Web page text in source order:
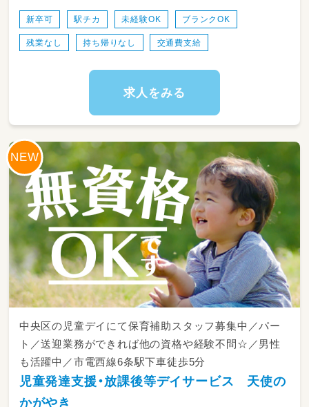
新卒可 駅チカ 未経験OK ブランクOK
残業なし 持ち帰りなし 交通費支給
求人をみる
中央区の児童デイにて保育補助スタッフ募集中／パー
ト／送迎業務ができれば他の資格や経験不問☆／男性
も活躍中／市電西線6条駅下車徒歩5分
児童発達支援・放課後等デイサービス 天使の
かがやき